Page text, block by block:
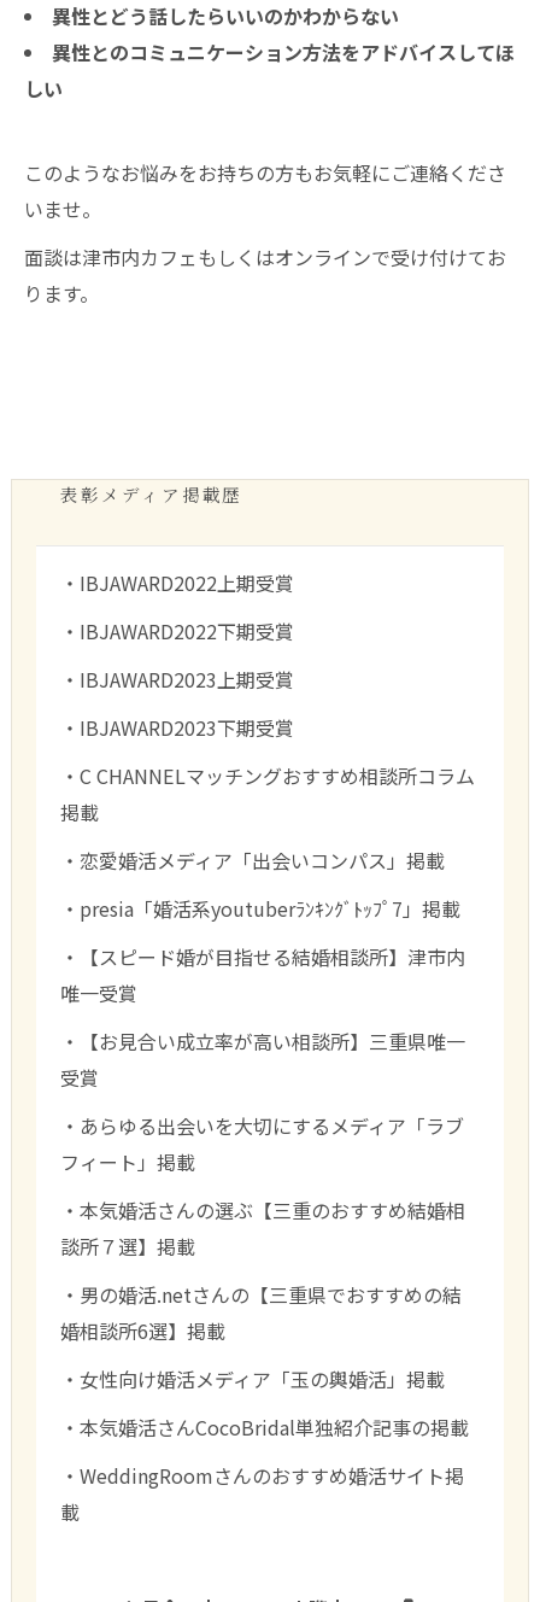
異性とどう話したらいいのかわからない
異性とのコミュニケーション方法をアドバイスしてほ
しい
このようなお悩みをお持ちの方もお気軽にご連絡くださ
いませ。
面談は津市内カフェもしくはオンラインで受け付けてお
ります。
表彰メディア掲載歴
・IBJAWARD2022上期受賞
・IBJAWARD2022下期受賞
・IBJAWARD2023上期受賞
・IBJAWARD2023下期受賞
・C CHANNELマッチングおすすめ相談所コラム
掲載
・恋愛婚活メディア「出会いコンパス」掲載
・presia「婚活系youtuberﾗﾝｷﾝｸﾞﾄｯﾌﾟ7」掲載
・【スピード婚が目指せる結婚相談所】津市内
唯一受賞
・【お見合い成立率が高い相談所】三重県唯一
受賞
・あらゆる出会いを大切にするメディア「ラブ
フィート」掲載
・本気婚活さんの選ぶ【三重のおすすめ結婚相
談所７選】掲載
・男の婚活.netさんの【三重県でおすすめの結
婚相談所6選】掲載
・女性向け婚活メディア「玉の輿婚活」掲載
・本気婚活さんCocoBridal単独紹介記事の掲載
・WeddingRoomさんのおすすめ婚活サイト掲
載